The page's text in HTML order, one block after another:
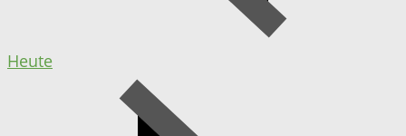
Heute